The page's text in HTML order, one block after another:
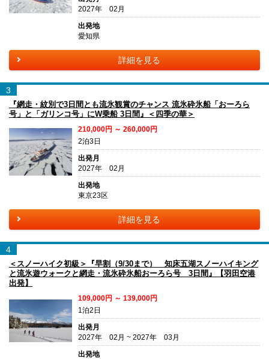
2027年 02月
出発地
愛知県
詳細を見る
3
『網走・紋別で3日間とも流氷観賞のチャンス 流氷砕氷船「おーろら
号」と「ガリンコ号」にW乗船 3日間』＜四季の華＞
210,000円 ～ 260,000円
2泊3日
出発月
2027年 02月
出発地
東京23区
詳細を見る
4
＜スノーハイク初級＞『早割（9/30まで） 知床五湖スノーハイキング
と流氷遊ウォークと網走・流氷砕氷船おーろら号 3日間』【羽田空港
出発】
109,000円 ～ 139,000円
1泊2日
出発月
2027年 02月 ~ 2027年 03月
出発地